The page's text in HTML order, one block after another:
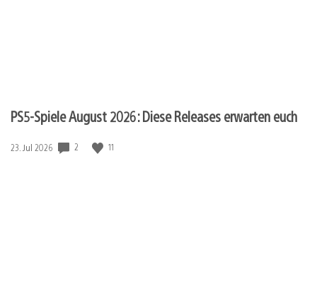
PS5-Spiele August 2026: Diese Releases erwarten euch
Veröffentlichungsdatum:
23. Jul 2026 2 11